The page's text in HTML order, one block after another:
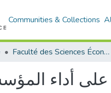
Communities & Collections
Faculté des Sciences Économiques Commerciales et des Sciences de Gestion
أداء